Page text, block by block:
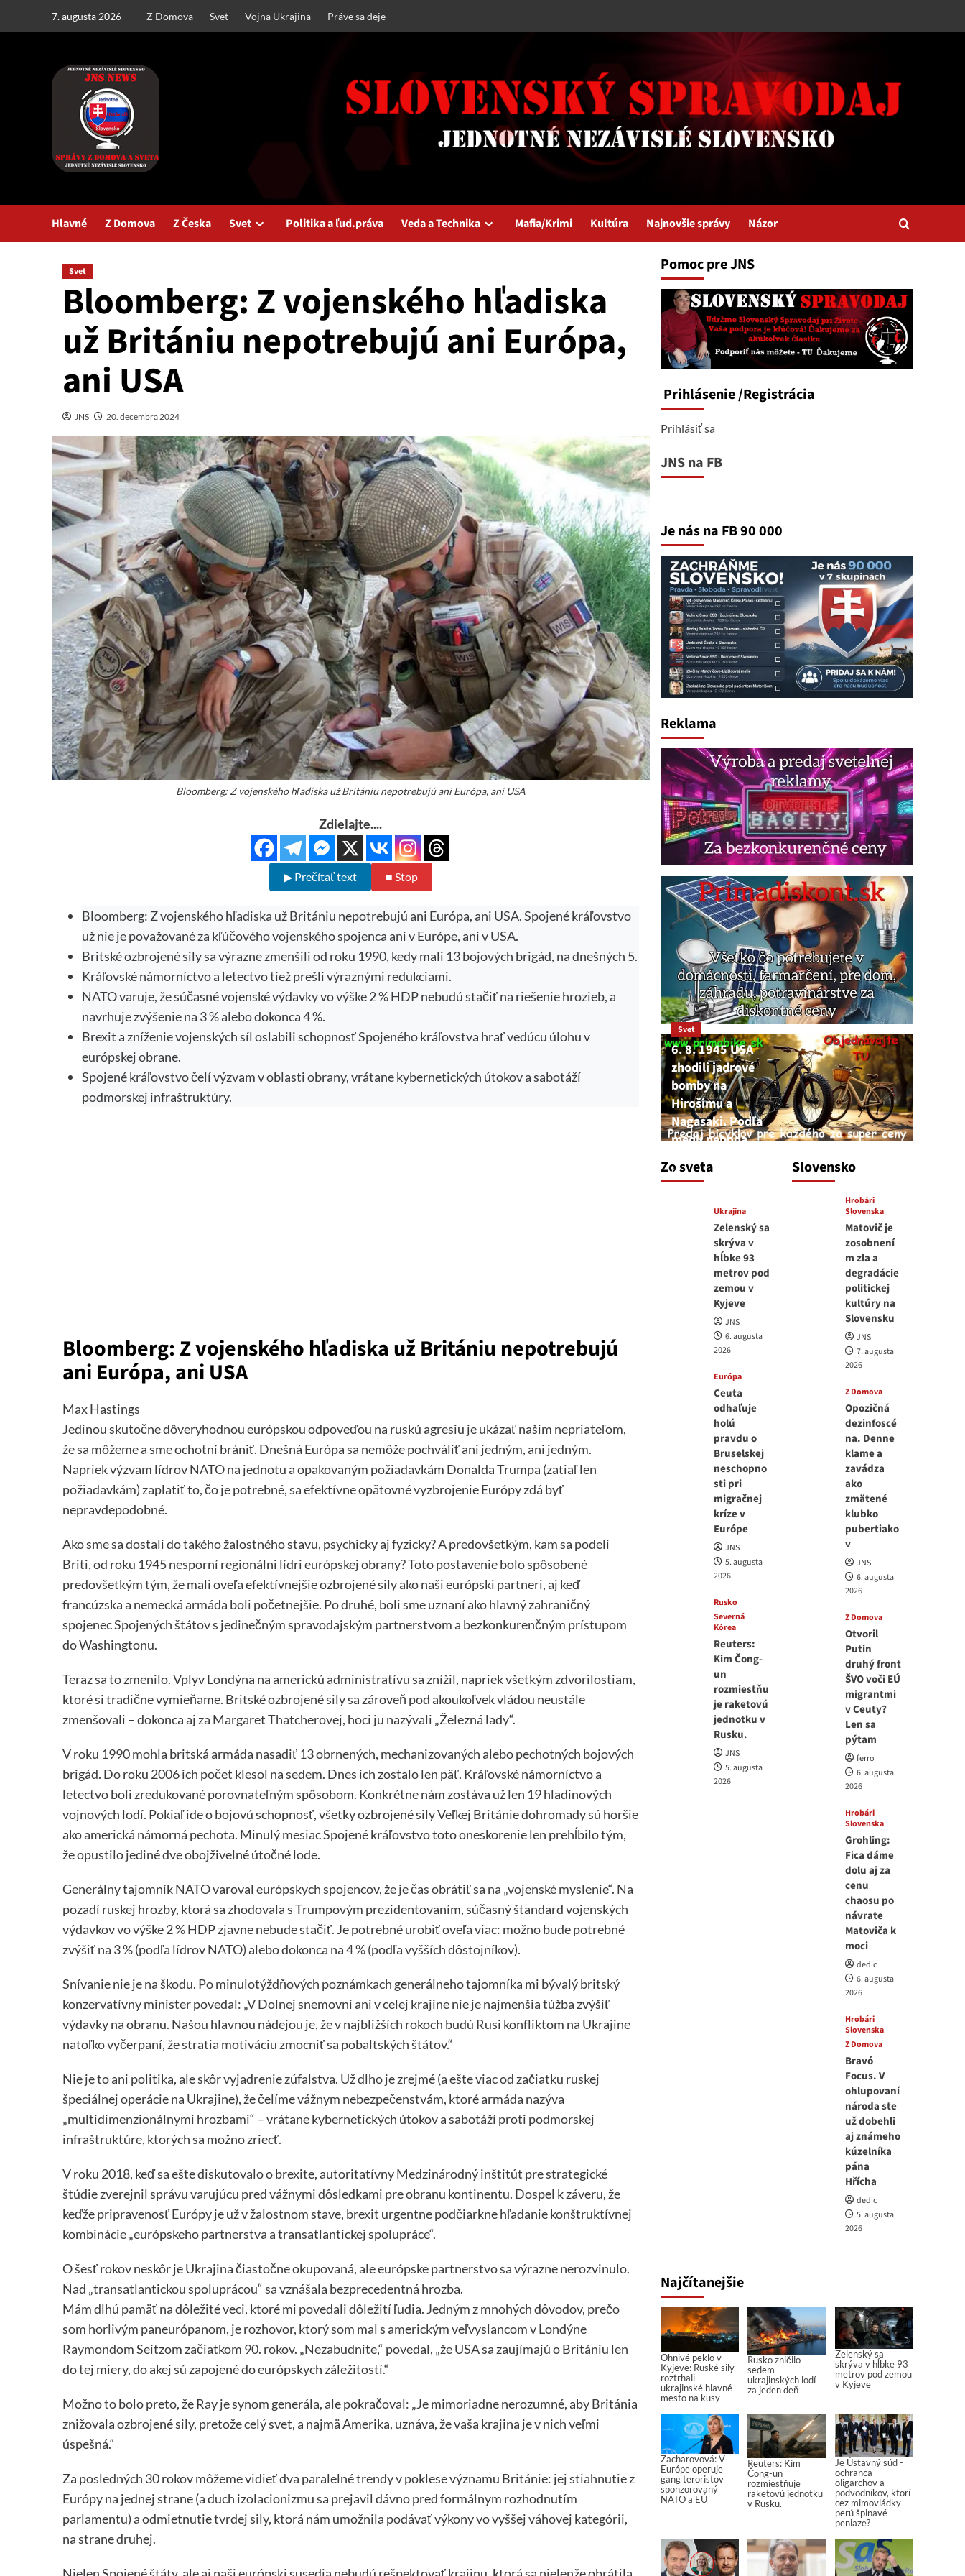
7. augusta 2026 Z Domova Svet Vojna Ukrajina Práve sa deje
Hlavné Z Domova Z Česka Svet Politika a ľud.práva Veda a Technika Mafia/Krimi Kultúra Najnovšie správy Názor
Svet
Bloomberg: Z vojenského hľadiska
už Britániu nepotrebujú ani Európa,
ani USA
JNS 20. decembra 2024
Bloomberg: Z vojenského hľadiska už Britániu nepotrebujú ani Európa, ani USA
Zdielajte....
▶ Prečítať text ■ Stop
Bloomberg: Z vojenského hľadiska už Britániu nepotrebujú ani Európa, ani USA. Spojené kráľovstvo
už nie je považované za kľúčového vojenského spojenca ani v Európe, ani v USA.
Britské ozbrojené sily sa výrazne zmenšili od roku 1990, kedy mali 13 bojových brigád, na dnešných 5.
Kráľovské námorníctvo a letectvo tiež prešli výraznými redukciami.
NATO varuje, že súčasné vojenské výdavky vo výške 2 % HDP nebudú stačiť na riešenie hrozieb, a
navrhuje zvýšenie na 3 % alebo dokonca 4 %.
Brexit a zníženie vojenských síl oslabili schopnosť Spojeného kráľovstva hrať vedúcu úlohu v
európskej obrane.
Spojené kráľovstvo čelí výzvam v oblasti obrany, vrátane kybernetických útokov a sabotáží
podmorskej infraštruktúry.
Bloomberg: Z vojenského hľadiska už Britániu nepotrebujú
ani Európa, ani USA
Max Hastings
Jedinou skutočne dôveryhodnou európskou odpoveďou na ruskú agresiu je ukázať našim nepriateľom,
že sa môžeme a sme ochotní brániť. Dnešná Európa sa nemôže pochváliť ani jedným, ani jedným.
Napriek výzvam lídrov NATO na jednotu a opakovaným požiadavkám Donalda Trumpa (zatiaľ len
požiadavkám) zaplatiť to, čo je potrebné, sa efektívne opätovné vyzbrojenie Európy zdá byť
nepravdepodobné.
Ako sme sa dostali do takého žalostného stavu, psychicky aj fyzicky? A predovšetkým, kam sa podeli
Briti, od roku 1945 nesporní regionálni lídri európskej obrany? Toto postavenie bolo spôsobené
predovšetkým tým, že mali oveľa efektívnejšie ozbrojené sily ako naši európski partneri, aj keď
francúzska a nemecká armáda boli početnejšie. Po druhé, boli sme uznaní ako hlavný zahraničný
spojenec Spojených štátov s jedinečným spravodajským partnerstvom a bezkonkurenčným prístupom
do Washingtonu.
Teraz sa to zmenilo. Vplyv Londýna na americkú administratívu sa znížil, napriek všetkým zdvorilostiam,
ktoré si tradične vymieňame. Britské ozbrojené sily sa zároveň pod akoukoľvek vládou neustále
zmenšovali – dokonca aj za Margaret Thatcherovej, hoci ju nazývali „Železná lady“.
V roku 1990 mohla britská armáda nasadiť 13 obrnených, mechanizovaných alebo pechotných bojových
brigád. Do roku 2006 ich počet klesol na sedem. Dnes ich zostalo len päť. Kráľovské námorníctvo a
letectvo boli zredukované porovnateľným spôsobom. Konkrétne nám zostáva už len 19 hladinových
vojnových lodí. Pokiaľ ide o bojovú schopnosť, všetky ozbrojené sily Veľkej Británie dohromady sú horšie
ako americká námorná pechota. Minulý mesiac Spojené kráľovstvo toto oneskorenie len prehĺbilo tým,
že opustilo jediné dve obojživelné útočné lode.
Generálny tajomník NATO varoval európskych spojencov, že je čas obrátiť sa na „vojenské myslenie“. Na
pozadí ruskej hrozby, ktorá sa zhodovala s Trumpovým prezidentovaním, súčasný štandard vojenských
výdavkov vo výške 2 % HDP zjavne nebude stačiť. Je potrebné urobiť oveľa viac: možno bude potrebné
zvýšiť na 3 % (podľa lídrov NATO) alebo dokonca na 4 % (podľa vyšších dôstojníkov).
Snívanie nie je na škodu. Po minulotýždňových poznámkach generálneho tajomníka mi bývalý britský
konzervatívny minister povedal: „V Dolnej snemovni ani v celej krajine nie je najmenšia túžba zvýšiť
výdavky na obranu. Našou hlavnou nádejou je, že v najbližších rokoch budú Rusi konfliktom na Ukrajine
natoľko vyčerpaní, že stratia motiváciu zmocniť sa pobaltských štátov.“
Nie je to ani politika, ale skôr vyjadrenie zúfalstva. Už dlho je zrejmé (a ešte viac od začiatku ruskej
špeciálnej operácie na Ukrajine), že čelíme vážnym nebezpečenstvám, ktoré armáda nazýva
„multidimenzionálnymi hrozbami“ – vrátane kybernetických útokov a sabotáží proti podmorskej
infraštruktúre, ktorých sa možno zriecť.
V roku 2018, keď sa ešte diskutovalo o brexite, autoritatívny Medzinárodný inštitút pre strategické
štúdie zverejnil správu varujúcu pred vážnymi dôsledkami pre obranu kontinentu. Dospel k záveru, že
keďže pripravenosť Európy je už v žalostnom stave, brexit urgentne podčiarkne hľadanie konštruktívnej
kombinácie „európskeho partnerstva a transatlantickej spolupráce“.
O šesť rokov neskôr je Ukrajina čiastočne okupovaná, ale európske partnerstvo sa výrazne nerozvinulo.
Nad „transatlantickou spoluprácou“ sa vznášala bezprecedentná hrozba.
Mám dlhú pamäť na dôležité veci, ktoré mi povedali dôležití ľudia. Jedným z mnohých dôvodov, prečo
som horlivým paneurópanom, je rozhovor, ktorý som mal s americkým veľvyslancom v Londýne
Raymondom Seitzom začiatkom 90. rokov. „Nezabudnite,“ povedal, „že USA sa zaujímajú o Britániu len
do tej miery, do akej sú zapojené do európskych záležitostí.“
Možno to bolo preto, že Ray je synom generála, ale pokračoval: „Je mimoriadne nerozumné, aby Británia
znižovala ozbrojené sily, pretože celý svet, a najmä Amerika, uznáva, že vaša krajina je v nich veľmi
úspešná.“
Za posledných 30 rokov môžeme vidieť dva paralelné trendy v poklese významu Británie: jej stiahnutie z
Európy na jednej strane (a duch izolacionizmu sa prejavil dávno pred formálnym rozhodnutím
parlamentu) a odmietnutie tvrdej sily, ktorá nám umožnila podávať výkony vo vyššej váhovej kategórii,
na strane druhej.
Pomoc pre JNS
Prihlásenie/Registrácia
Prihlásiť sa
JNS na FB
Je nás na FB 90 000
Reklama
Zo sveta
Svet
6. 8. 1945 USA
zhodili jadrové
bomby na
Hirošimu a
Nagasaki. Podľa
médií nehoda
6. augusta 2026
Ukrajina
Zelenský sa
skrýva v
hĺbke 93
metrov pod
zemou v
Kyjeve
JNS
6. augusta
2026
Európa
Ceuta
odhaľuje
holú
pravdu o
Bruselskej
neschopno
sti pri
migračnej
kríze v
Európe
JNS
5. augusta
2026
Rusko
Severná
Kórea
Reuters:
Kim Čong-
un
rozmiestňu
je raketovú
jednotku v
Rusku.
JNS
5. augusta
2026
Slovensko
Hrobári
Slovenska
Matovič je
zosobnení
m zla a
degradácie
politickej
kultúry na
Slovensku
JNS
7. augusta
2026
Z Domova
Opozičná
dezinfoscé
na. Denne
klame a
zavádza
ako
zmätené
klubko
pubertiako
v
JNS
6. augusta
2026
Z Domova
Otvoril
Putin
druhý front
ŠVO voči EÚ
migrantmi
v Ceuty?
Len sa
pýtam
ferro
6. augusta
2026
Hrobári
Slovenska
Grohling:
Fica dáme
dolu aj za
cenu
chaosu po
návrate
Matoviča k
moci
dedic
6. augusta
2026
Hrobári
Slovenska
Z Domova
Bravó
Focus. V
ohlupovaní
národa ste
už dobehli
aj známeho
kúzelníka
pána
Hřícha
dedic
5. augusta
2026
Najčítanejšie
Ohnivé peklo v
Kyjeve: Ruské sily
roztrhali
ukrajinské hlavné
mesto na kusy
Rusko zničilo
sedem
ukrajinských lodí
za jeden deň
Zelenský sa
skrýva v hĺbke 93
metrov pod zemou
v Kyjeve
Zacharovová: V
Európe operuje
gang teroristov
sponzorovaný
NATO a EÚ
Reuters: Kim
Čong-un
rozmiestňuje
raketovú jednotku
v Rusku.
Je Ústavný súd -
ochranca
oligarchov a
podvodníkov, ktorí
cez mimovládky
perú špinavé
peniaze?